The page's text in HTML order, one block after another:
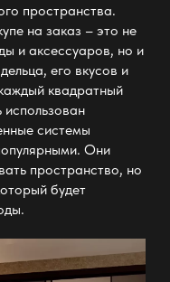
пространства.
на заказ – это не
и аксессуаров, но и
его вкусов и
квадратный
системы
Они
пространство, но
будет